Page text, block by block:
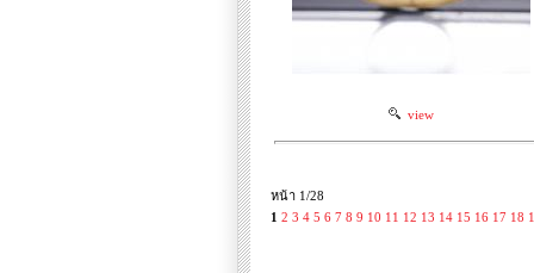
view
หน้า 1/28
1 2 3 4 5 6 7 8 9 10 11 12 13 14 15 16 17 18